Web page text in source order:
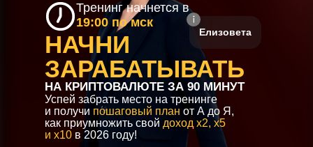
Елизовета
Тренинг начнетсяв
19:00 по мск
НАЧНИ
ЗАРАБАТЫВАТЬ
НА КРИПТОВАЛЮТЕ ЗА 90 МИНУТ
Успей забрать место на тренинге
и получи пошаговый план от А до Я,
как приумножить свой доход х2, х5
и х10 в 2026 году!